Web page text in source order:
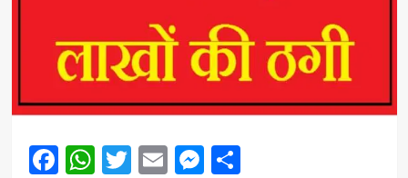
Facebook
WhatsApp
Twitter
EmailMessenger
Share